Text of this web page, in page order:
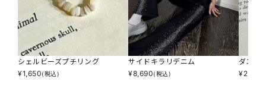
シェルビーズプチリング
¥1,650(税込)
サイドキラリデニム
¥8,690(税込)
ダエン
¥2,090